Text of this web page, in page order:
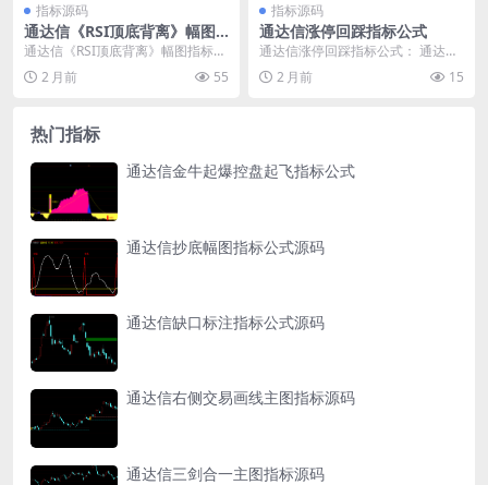
指标源码
通达信《RSI顶底背离》幅图
指标公式
通达信《RSI顶底背离》幅图指标公
式： 指标把RSI5、RSI10、RSI20
三...2 月前 55
指标源码
通达信涨停回踩指标公式
通达信涨停回踩指标公式： 通达信
副图指标，专门捕捉涨停板后的回
调机会。当满足特定...
2 月前 15
热门指标
通达信金牛起爆控盘起飞指标公式
通达信抄底幅图指标公式源码
通达信缺口标注指标公式源码
通达信右侧交易画线主图指标源码
通达信三剑合一主图指标源码